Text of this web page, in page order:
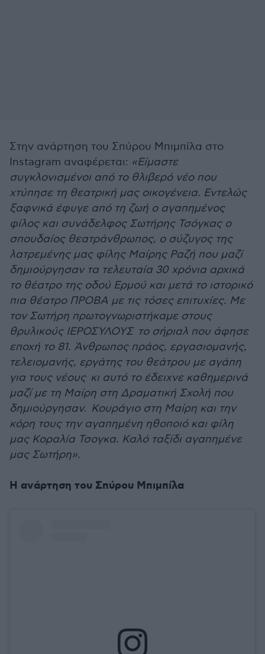
Στην ανάρτηση του Σπύρου Μπιμπίλα στο
Instagram αναφέρεται: «Είμαστε
συγκλονισμένοι από το θλιβερό νέο που
χτύπησε τη θεατρική μας οικογένεια. Εντελώς
ξαφνικά έφυγε από τη ζωή ο αγαπημένος
φίλος και συνάδελφος Σωτήρης Τσόγκας ο
σπουδαίος θεατράνθρωπος, ο σύζυγος της
λατρεμένης μας φίλης Μαίρης Ραζή που μαζί
δημιούργησαν τα τελευταία 30 χρόνια αρχικά
το θέατρο της οδού Ερμού και μετά το ιστορικό
πια θέατρο ΠΡΟΒΑ με τις τόσες επιτυχίες. Με
τον Σωτήρη πρωτογνωριστήκαμε στους
θρυλικούς ΙΕΡΟΣΥΛΟΥΣ το σήριαλ που άφησε
εποχή το 81. Άνθρωπος πράος, εργασιομανής,
τελειομανής, εργάτης του θεάτρου με αγάπη
για τους νέους κι αυτό το έδειχνε καθημερινά
μαζί με τη Μαίρη στη Δραματική Σχολή που
δημιούργησαν. Κουράγιο στη Μαίρη και την
κόρη τους την αγαπημένη ηθοποιό και φίλη
μας Κοραλία Τσογκα. Καλό ταξίδι αγαπημένε
μας Σωτήρη».
Η ανάρτηση του Σπύρου Μπιμπίλα